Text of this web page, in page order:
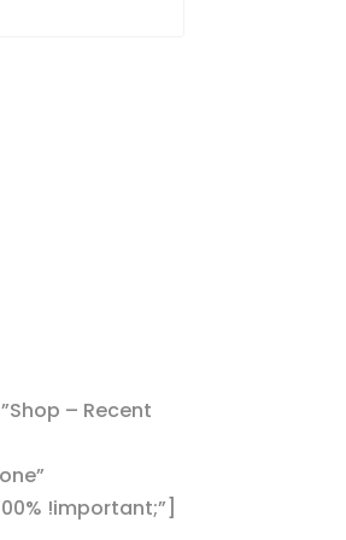
– Recent
!important;”]